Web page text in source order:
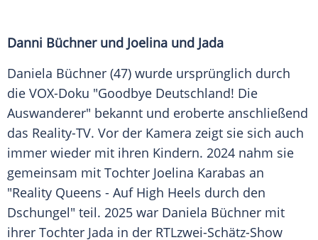
Danni Büchner und Joelina und Jada
Daniela Büchner (47) wurde ursprünglich durch
die VOX-Doku "Goodbye Deutschland! Die
Auswanderer" bekannt und eroberte anschließend
das Reality-TV. Vor der Kamera zeigt sie sich auch
immer wieder mit ihren Kindern. 2024 nahm sie
gemeinsam mit Tochter Joelina Karabas an
"Reality Queens - Auf High Heels durch den
Dschungel" teil. 2025 war Daniela Büchner mit
ihrer Tochter Jada in der RTLzwei-Schätz-Show